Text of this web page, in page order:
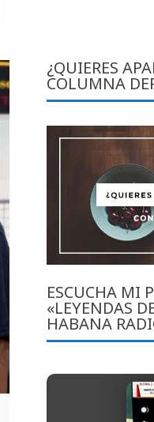
¿QUIERES
COLUMNA
ESCUCHA MI
«LEYENDAS
HABANA